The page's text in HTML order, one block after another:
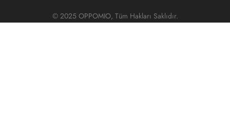
© 2025 OPPOMIO, Tüm Hakları Saklıdır.